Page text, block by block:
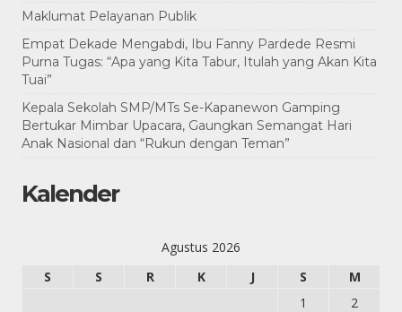
Maklumat Pelayanan Publik
Empat Dekade Mengabdi, Ibu Fanny Pardede Resmi
Purna Tugas: “Apa yang Kita Tabur, Itulah yang Akan Kita
Tuai”
Kepala Sekolah SMP/MTs Se-Kapanewon Gamping
Bertukar Mimbar Upacara, Gaungkan Semangat Hari
Anak Nasional dan “Rukun dengan Teman”
Kalender
Agustus 2026
S
S R K J S
M
1
2